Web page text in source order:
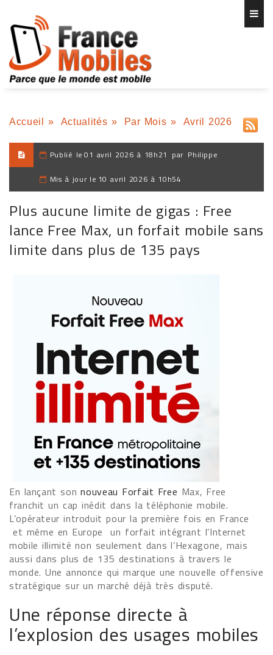
Accueil » Actualités » Par Mois » Avril 2026
Publié le 01 avril 2026 à 18h21 par Philippe
Mis à jour le 10 avril 2026 à 10h54
Plus aucune limite de gigas : Free
lance Free Max, un forfait mobile sans
limite dans plus de 135 pays
En lançant sonnouveau Forfait Free Max, Free
franchit un cap inédit dans la téléphonie mobile.
L’opérateur introduit pour la première fois en France
et même en Europe un forfait intégrant l’Internet
mobile illimité non seulement dans l’Hexagone, mais
aussi dans plus de 135 destinations à travers le
monde. Une annonce qui marque une nouvelle offensive
stratégique sur un marché déjà très disputé.
Une réponse directe à
l’explosion des usages mobiles